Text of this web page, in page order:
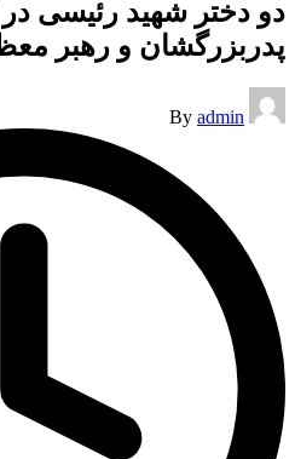
دو دختر شهید رئیسی در
پدربزرگشان و رهبر
Posted
by
By admin